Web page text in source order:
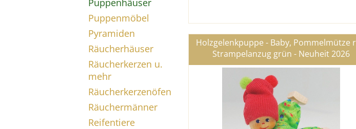
Puppenhäuser
Puppenmöbel
Pyramiden
Räucherhäuser
Räucherkerzen u.
mehr
Räucherkerzenöfen
Räuchermänner
Reifentiere
Holzgelenkpuppe - Baby, Pommelmütze
Strampelanzug grün - Neuheit 2026